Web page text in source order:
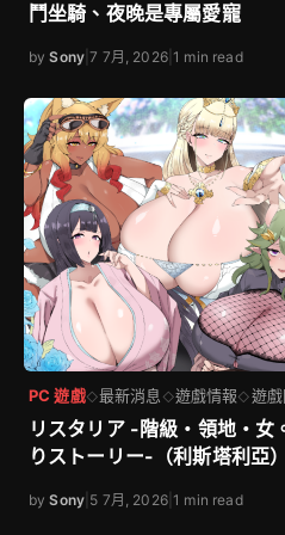
鬥坐騎、夜晚是專屬愛寵
bySony |7 7月, 2026|1 min read
PC 遊戲◇最新消息 ◇遊戲情報◇遊
リスタリア -階級・領地・女
りストーリー-（利斯塔利亞
bySony 5 7月, 2026|1 min read